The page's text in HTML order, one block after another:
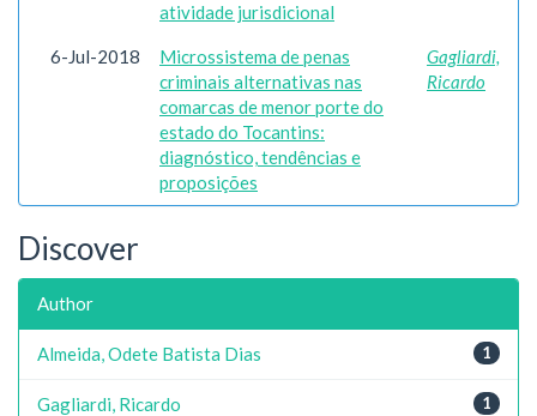
atividade jurisdicional
6-Jul-2018
Microssistema de penas
criminais alternativas nas
comarcas de menor porte do
estado do Tocantins:
diagnóstico, tendências e
proposições
Gagliardi,
Ricardo
Discover
Author
1
Almeida, Odete Batista Dias
1
Gagliardi, Ricardo